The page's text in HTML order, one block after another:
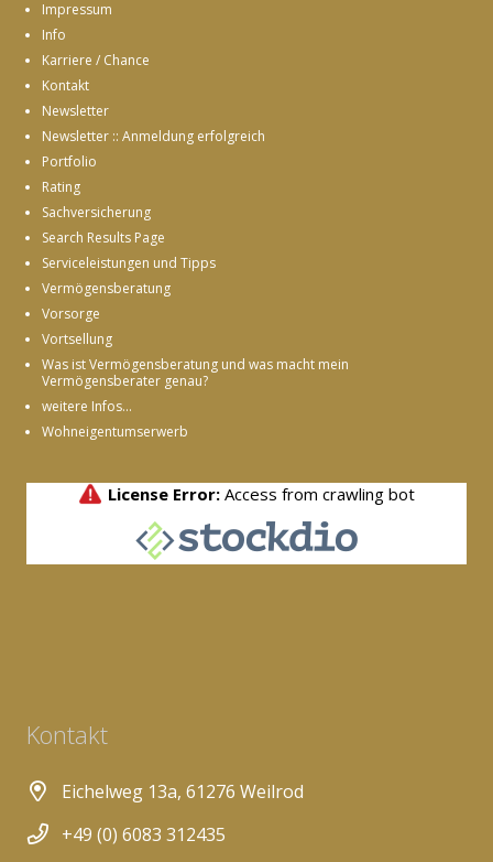
Impressum
Info
Karriere / Chance
Kontakt
Newsletter
Newsletter :: Anmeldung erfolgreich
Portfolio
Rating
Sachversicherung
Search Results Page
Serviceleistungen und Tipps
Vermögensberatung
Vorsorge
Vortsellung
Was ist Vermögensberatung und was macht mein
Vermögensberater genau?
weitere Infos...
Wohneigentumserwerb
Kontakt
Eichelweg 13a, 61276 Weilrod
+49 (0) 6083 312435